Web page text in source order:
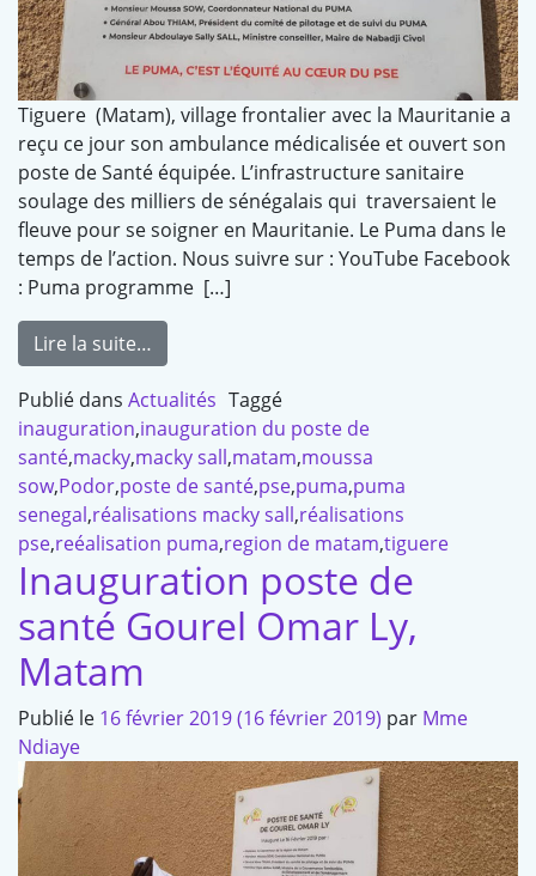
Tiguere (Matam), village frontalier avec la Mauritanie a
reçu ce jour son ambulance médicalisée et ouvert son
poste de Santé équipée. L’infrastructure sanitaire
soulage des milliers de sénégalais qui traversaient le
fleuve pour se soigner en Mauritanie. Le Puma dans le
temps de l’action. Nous suivre sur : YouTube Facebook
: Puma programme […]
Lire la suite…
Publié dans Actualités Taggé
inauguration,inauguration du poste de
santé,macky,macky sall,matam,moussa
sow,Podor,poste de santé,pse,puma,puma
senegal,réalisations macky sall,réalisations
pse,reéalisation puma,region de matam,tiguere
Inauguration poste de
santé Gourel Omar Ly,
Matam
Publié le 16 février 2019(16 février 2019) par Mme
Ndiaye